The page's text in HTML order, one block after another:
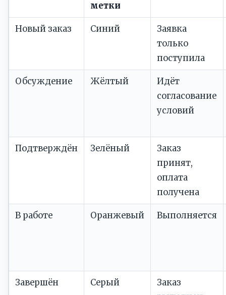
метки
Новый заказ Синий
Заявка
только
поступила
Обсуждение Жёлтый
Идёт
согласование
условий
Подтверждён Зелёный
Заказ
принят,
оплата
получена
В работе Оранжевый Выполняется
Завершён Серый
Заказ